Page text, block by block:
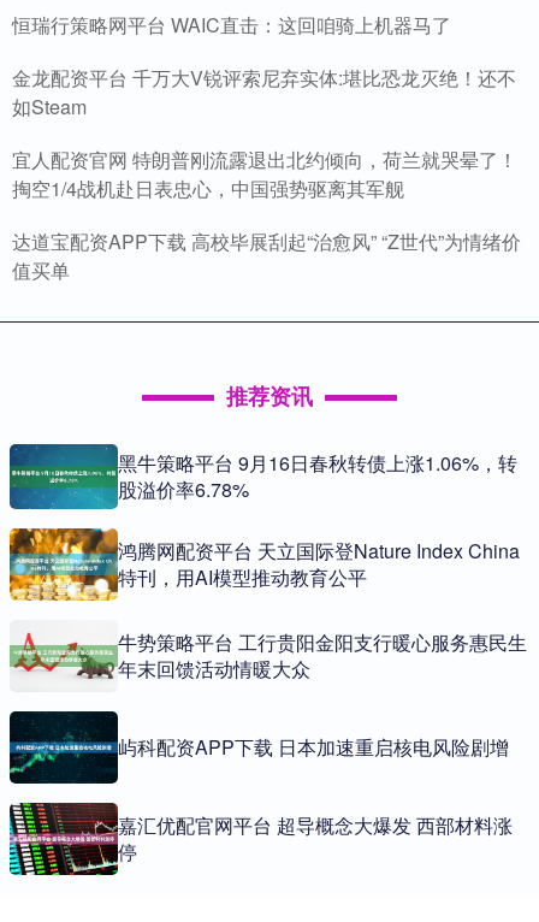
恒瑞行策略网平台 WAIC直击：这回咱骑上机器马了
金龙配资平台 千万大V锐评索尼弃实体:堪比恐龙灭绝！还不
如Steam
宜人配资官网 特朗普刚流露退出北约倾向，荷兰就哭晕了！
掏空1/4战机赴日表忠心，中国强势驱离其军舰
达道宝配资APP下载 高校毕展刮起“治愈风” “Z世代”为情绪价
值买单
推荐资讯
黑牛策略平台 9月16日春秋转债上涨1.06%，转
股溢价率6.78%
鸿腾网配资平台 天立国际登Nature Index China
特刊，用AI模型推动教育公平
牛势策略平台 工行贵阳金阳支行暖心服务惠民生
年末回馈活动情暖大众
屿科配资APP下载 日本加速重启核电风险剧增
嘉汇优配官网平台 超导概念大爆发 西部材料涨
停